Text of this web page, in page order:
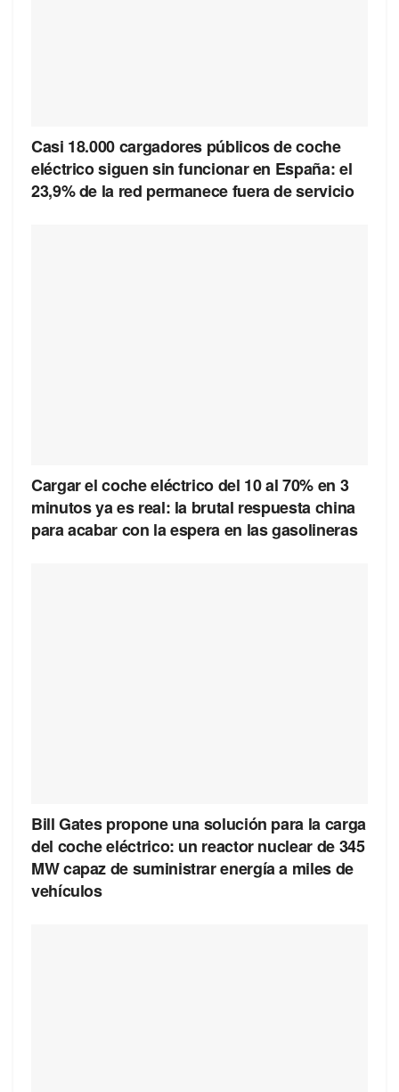
Casi 18.000 cargadores públicos de coche
eléctrico siguen sin funcionar en España: el
23,9% de la red permanece fuera de servicio
Cargar el coche eléctrico del 10 al 70% en 3
minutos ya es real: la brutal respuesta china
para acabar con la espera en las gasolineras
Bill Gates propone una solución para la carga
del coche eléctrico: un reactor nuclear de 345
MW capaz de suministrar energía a miles de
vehículos